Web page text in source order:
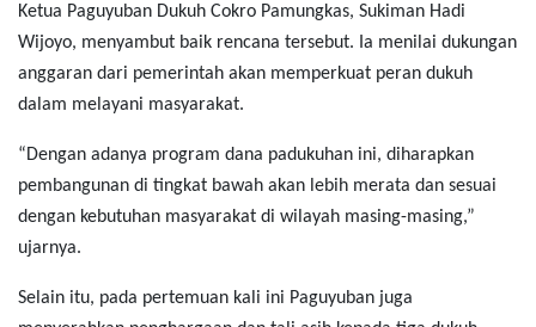
Ketua Paguyuban Dukuh Cokro Pamungkas, Sukiman Hadi
Wijoyo, menyambut baik rencana tersebut. Ia menilai dukungan
anggaran dari pemerintah akan memperkuat peran dukuh
dalam melayani masyarakat.
“Dengan adanya program dana padukuhan ini, diharapkan
pembangunan di tingkat bawah akan lebih merata dan sesuai
dengan kebutuhan masyarakat di wilayah masing-masing,”
ujarnya.
Selain itu, pada pertemuan kali ini Paguyuban juga